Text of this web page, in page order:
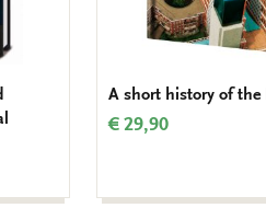
A short history of the
€ 29,90